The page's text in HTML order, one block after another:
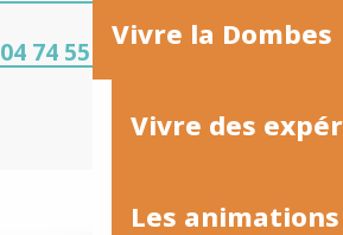
Vivre la Dombes
Vivre des
Les
04 74 55 02 27